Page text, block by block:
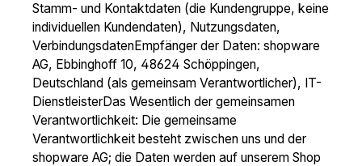
Stamm- und Kontaktdaten (die Kundengruppe, keine
individuellen Kundendaten), Nutzungsdaten,
VerbindungsdatenEmpfänger der Daten: shopware
AG, Ebbinghoff 10, 48624 Schöppingen,
Deutschland (als gemeinsam Verantwortlicher), IT-
DienstleisterDas Wesentlich der gemeinsamen
Verantwortlichkeit: Die gemeinsame
Verantwortlichkeit besteht zwischen uns und der
shopware AG; die Daten werden auf unserem Shop